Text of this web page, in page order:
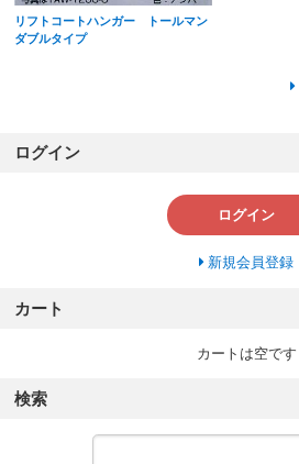
リフトコートハンガー トールマン
ダブルタイプ
ログイン
ログイン
新規会員登録
カート
カートは空です
検索